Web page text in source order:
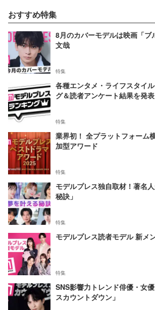
おすすめ特集
8月のカバーモデルは映画「ブ
文哉
特集
各種エンタメ・ライフスタイ
グ＆読者アンケート結果を発表
特集
業界初！ 全プラットフォーム
加型アワード
特集
モデルプレス独自取材！著名
秘訣」
特集
モデルプレス読者モデル 新メ
特集
SNS影響力トレンド俳優・女
スカウントダウン」